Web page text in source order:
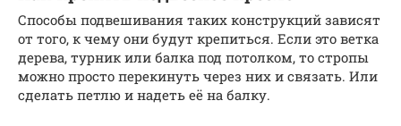
Способы подвешивания таких конструкций зависят
от того, к чему они будут крепиться. Если это ветка
дерева, турник или балка под потолком, то стропы
можно просто перекинуть через них и связать. Или
сделать петлю и надеть её на балку.